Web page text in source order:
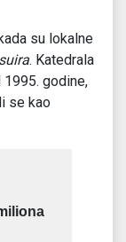
su lokalne
. Katedrala
1995. godine,
se kao